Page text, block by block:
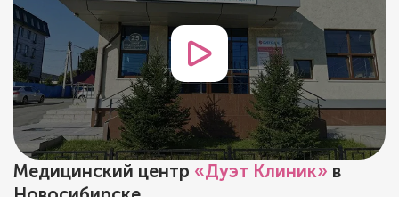
Медицинский центр «Дуэт Клиник» в